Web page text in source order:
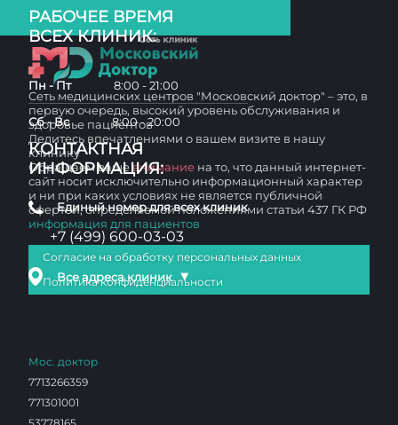
РАБОЧЕЕ ВРЕМЯ
ВСЕХ КЛИНИК:
Пн - Пт 8:00 - 21:00
Сб - Вс 8:00 - 20:00
КОНТАКТНАЯ
ИНФОРМАЦИЯ:
Единый номер для всех клиник
+7 (499) 600-03-03
Все адреса клиник ▼
Сеть медицинских центров "Московский доктор" – это, в
первую очередь, высокий уровень обслуживания и
здоровье пациентов
Делитесь впечатлениями о вашем визите в нашу
клинику
Обращаем вашевнимание на то, что данный интернет-
сайт носит исключительно информационный характер
и ни при каких условиях не является публичной
офертой, определяемой положениями статьи 437 ГК РФ
информация для пациентов
Согласие на обработку персональных данных
Политика конфиденциальности
Мос. доктор
7713266359
771301001